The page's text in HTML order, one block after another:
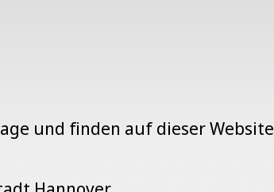
und finden auf dieser Website